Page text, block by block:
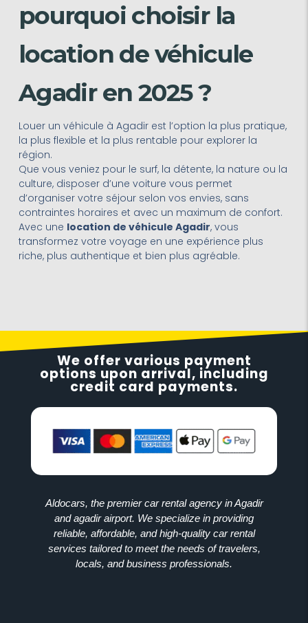
pourquoi choisir la
location de véhicule
Agadir en 2025 ?
Louer un véhicule à Agadir est l’option la plus pratique,
la plus flexible et la plus rentable pour explorer la
région.
Que vous veniez pour le surf, la détente, la nature ou la
culture, disposer d’une voiture vous permet
d’organiser votre séjour selon vos envies, sans
contraintes horaires et avec un maximum de confort.
Avec une location de véhicule Agadir, vous
transformez votre voyage en une expérience plus
riche, plus authentique et bien plus agréable.
We offer various payment
options upon arrival, including
credit card payments.
Aldocars, the premier car rental agency in Agadir
and agadir airport. We specialize in providing
reliable, affordable, and high-quality car rental
services tailored to meet the needs of travelers,
locals, and business professionals.